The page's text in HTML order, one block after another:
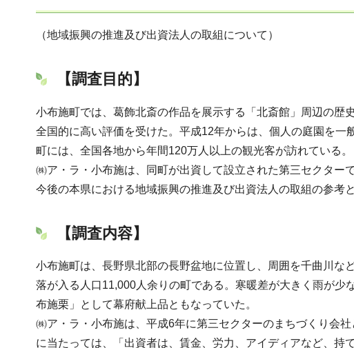
（地域振興の推進及び出資法人の取組について）
【調査目的】
小布施町では、葛飾北斎の作品を展示する「北斎館」周辺の歴
全国的に高い評価を受けた。平成12年からは、個人の庭園を
町には、全国各地から年間120万人以上の観光客が訪れている。
㈱ア・ラ・小布施は、同町が出資して設立された第三セクター
今後の本県における地域振興の推進及び出資法人の取組の参考
【調査内容】
小布施町は、長野県北部の長野盆地に位置し、周囲を千曲川
落が入る人口11,000人余りの町である。寒暖差が大きく雨が
布施栗」として幕府献上品ともなっていた。
㈱ア・ラ・小布施は、平成6年に第三セクターのまちづくり会
に当たっては、「出資者は、賃金、労力、アイディアなど、